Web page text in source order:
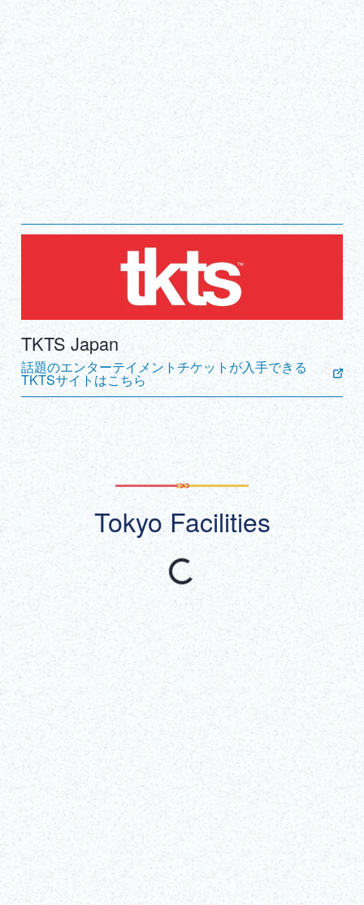
Fri, Mar 20, 2026 - Mon, Oct 12, 2026
ＣＲＥＶＩＡ ＢＡＳＥ Tokyo
チケット購入
一覧をみる
TKTS Japan
話題のエンターテイメントチケットが入手できる
TKTSサイトはこちら
Tokyo Facilities
おすすめ